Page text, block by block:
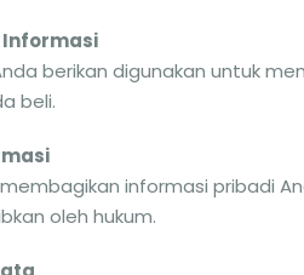
Informasi
berikan digunakan untuk
beli.
informasi pribadi
oleh hukum.